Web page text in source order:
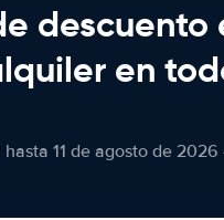
descuento
en
11 de agosto de 2026